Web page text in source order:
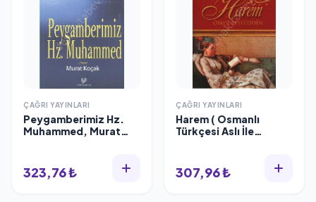
ÇAĞRI YAYINLARI
Peygamberimiz Hz.
Muhammed, Murat
323,76 ₺
ÇAĞRI YAYINLARI
Harem ( Osmanlı
Türkçesi Aslı İle
307,96 ₺